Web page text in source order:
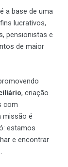
é a base de uma
lucrativos,
pensionistas e
de maior
, criação
com
missão é
estamos
e encontrar